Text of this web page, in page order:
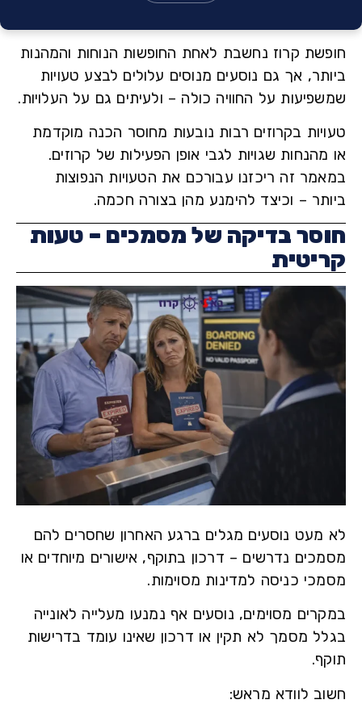
קרוז נחשבת לאחת החופשות הנוחות והמהנות
אך גם נוסעים מנוסים עלולים לבצע טעויות
על החוויה כולה – ולעיתים גם על העלויות.
בקרוזים רבות נובעות מחוסר הכנה מוקדמת
שגויות לגבי אופן הפעילות של קרוזים.
זה ריכזנו עבורכם את הטעויות הנפוצות
– וכיצד להימנע מהן בצורה חכמה.
בדיקה של מסמכים – טעות
נוסעים מגלים ברגע האחרון שחסרים להם
נדרשים – דרכון בתוקף, אישורים מיוחדים או
כניסה למדינות מסוימות.
מסוימים, נוסעים אף נמנעו מעלייה לאונייה
מסמך לא תקין או דרכון שאינו עומד בדרישות
לוודא מראש: